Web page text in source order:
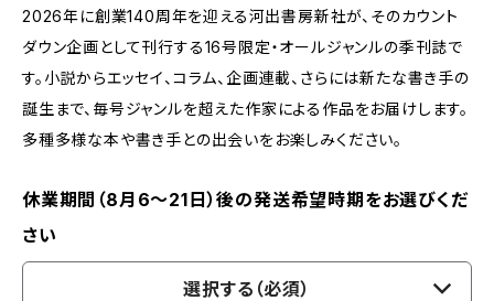
2026年に創業140周年を迎える河出書房新社が、そのカウント
ダウン企画として刊行する16号限定・オールジャンルの季刊誌で
す。小説からエッセイ、コラム、企画連載、さらには新たな書き手の
誕生まで、毎号ジャンルを超えた作家による作品をお届けします。
多種多様な本や書き手との出会いをお楽しみください。
休業期間（8月6〜21日）後の発送希望時期をお選びくだ
さい
選択する（必須）